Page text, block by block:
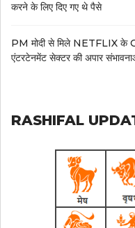
करने के लिए दिए गए थे पैसे
PM मोदी से मिले NETFLIX के
एंटरटेनमेंट सेक्टर की अपार
RASHIFAL